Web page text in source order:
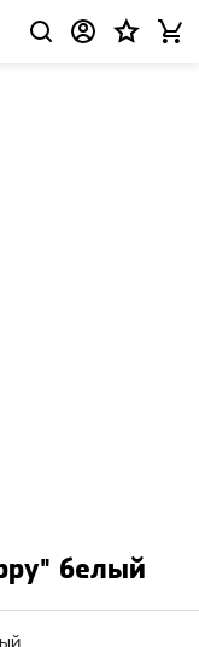
белый